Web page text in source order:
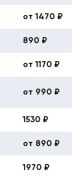
от 1470 ₽
890 ₽
от 1170 ₽
от 990 ₽
1530 ₽
от 890 ₽
1970 ₽